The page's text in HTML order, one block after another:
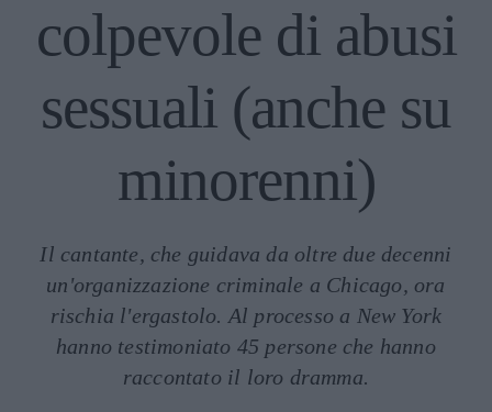
colpevole di abusi
sessuali (anche su
minorenni)
Il cantante, che guidava da oltre due decenni
un'organizzazione criminale a Chicago, ora
rischia l'ergastolo. Al processo a New York
hanno testimoniato 45 persone che hanno
raccontato il loro dramma.